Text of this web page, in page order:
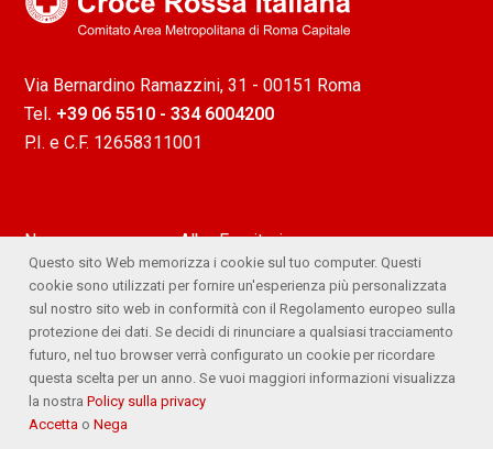
Via Bernardino Ramazzini, 31 - 00151 Roma
Tel. +39 06 5510 - 334 6004200
P.I. e C.F. 12658311001
News
Albo Fornitori
Attività
Ufficio Stampa
Lavora con noi
Comitato Trasparente
Whistleblowing
Questo sito Web memorizza i cookie sul tuo computer. Questi
cookie sono utilizzati per fornire un'esperienza più personalizzata
sul nostro sito web in conformità con il Regolamento europeo sulla
protezione dei dati. Se decidi di rinunciare a qualsiasi tracciamento
futuro, nel tuo browser verrà configurato un cookie per ricordare
questa scelta per un anno. Se vuoi maggiori informazioni visualizza
la nostra Policy sulla privacy
Accetta o Nega